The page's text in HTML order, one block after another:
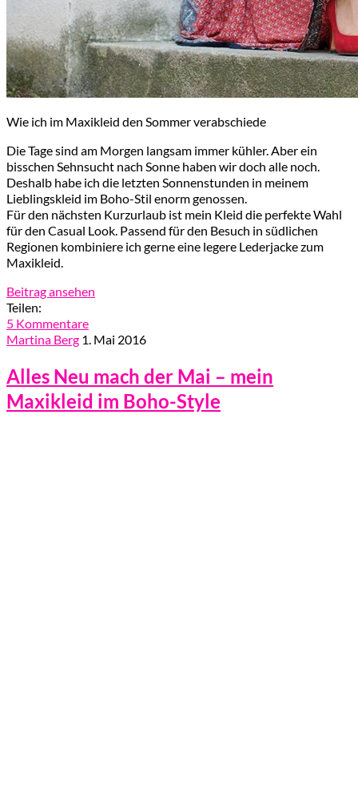
Wie ich im Maxikleid den Sommer verabschiede
Die Tage sind am Morgen langsam immer kühler. Aber ein
bisschen Sehnsucht nach Sonne haben wir doch alle noch.
Deshalb habe ich die letzten Sonnenstunden in meinem
Lieblingskleid im Boho-Stil enorm genossen.
Für den nächsten Kurzurlaub ist mein Kleid die perfekte Wahl
für den Casual Look. Passend für den Besuch in südlichen
Regionen kombiniere ich gerne eine legere Lederjacke zum
Maxikleid.
Beitrag ansehen
Teilen:
5 Kommentare
Martina Berg 1. Mai 2016
Alles Neu mach der Mai – mein
Maxikleid im Boho-Style